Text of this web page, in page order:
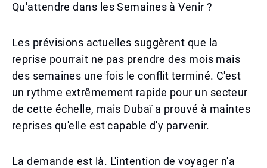
Qu'attendre dans les Semaines à Venir ?
Les prévisions actuelles suggèrent que la
reprise pourrait ne pas prendre des mois mais
des semaines une fois le conflit terminé. C'est
un rythme extrêmement rapide pour un secteur
de cette échelle, mais Dubaï a prouvé à maintes
reprises qu'elle est capable d'y parvenir.
La demande est là. L'intention de voyager n'a